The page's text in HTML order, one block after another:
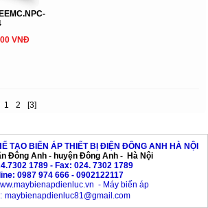
VNĐ
1 2 [3]
TẠO BIẾN ÁP THIẾT BỊ ĐIỆN ĐÔNG ANH HÀ NỘI
Đông Anh - huyện Đông Anh - Hà Nội
1789 - Fax: 024. 7302 1789
0987 974 666 - 0902122117
- Máy biến áp
maybienapdienluc81@gmail.com